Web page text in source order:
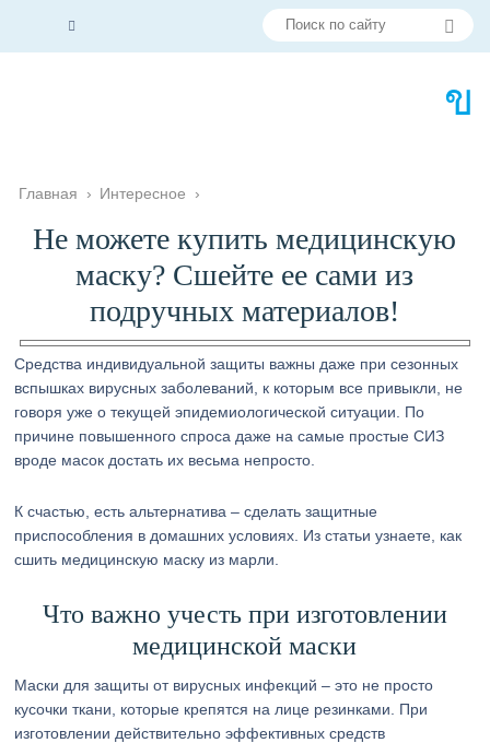
Главная › Интересное ›
Не можете купить медицинскую
маску? Сшейте ее сами из
подручных материалов!
Средства индивидуальной защиты важны даже при сезонных
вспышках вирусных заболеваний, к которым все привыкли, не
говоря уже о текущей эпидемиологической ситуации. По
причине повышенного спроса даже на самые простые СИЗ
вроде масок достать их весьма непросто.
К счастью, есть альтернатива – сделать защитные
приспособления в домашних условиях. Из статьи узнаете, как
сшить медицинскую маску из марли.
Что важно учесть при изготовлении
медицинской маски
Маски для защиты от вирусных инфекций – это не просто
кусочки ткани, которые крепятся на лице резинками. При
изготовлении действительно эффективных средств